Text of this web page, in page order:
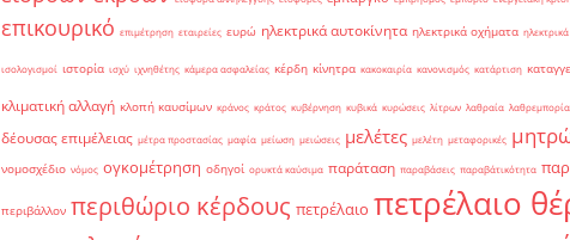
επικουρικό επιμέτρηση εταιρείες ευρώ ηλεκτρικά αυτοκίνητα ηλεκτρικά οχήματα
ισολογισμοί ιστορία ισχύ ιχνηθέτης κάμερα ασφαλείας κέρδη κίνητρα κακοκαιρία κανονισμός κατάρτιση
κλιματική αλλαγή κλοπή καυσίμων κράνος κράτος κυβέρνηση κυβικά κυρώσεις λίτρων λαθραία λαθρεμπορία
δέουσας επιμέλειας μέτρα προστασίας μαφία μείωση μειώσεις μελέτες μελέτη μεταφορικές
νομοσχέδιο νόμος ογκομέτρηση οδηγοί ορυκτά καύσιμα παράταση παραβάσεις παραβάτικότητα
περιβάλλον περιθώριο κέρδους πετρέλαιο πετρέλαιο